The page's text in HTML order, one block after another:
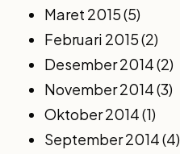
Maret 2015(5)
Februari 2015(2)
Desember 2014(2)
November 2014(3)
Oktober 2014(1)
September 2014(4)